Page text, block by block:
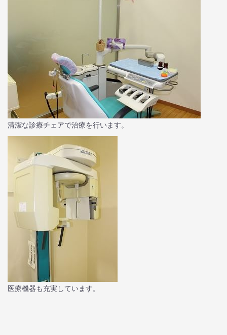
清潔な診療チェアで治療を行います。
医療機器も充実しています。